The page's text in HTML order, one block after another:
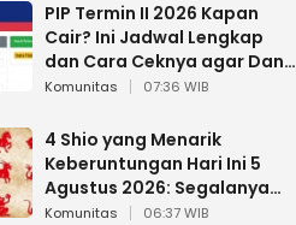
PIP Termin II 2026 Kapan
Cair? Ini Jadwal Lengkap
dan Cara Ceknya agar Dana
Tidak Hangus!
Komunitas 07:36 WIB
4 Shio yang Menarik
Keberuntungan Hari Ini 5
Agustus 2026: Segalanya
Berjalan Lancar
Komunitas 06:37 WIB